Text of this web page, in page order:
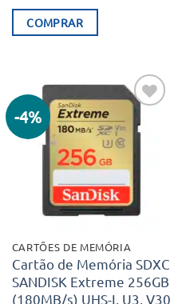
COMPRAR
-4%
Adicionar
aos meus
desejos
CARTÕES DE MEMÓRIA
Cartão de Memória SDXC
SANDISK Extreme 256GB
(180MB/s) UHS-I, U3, V30